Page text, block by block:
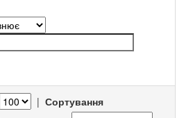
| Сортування